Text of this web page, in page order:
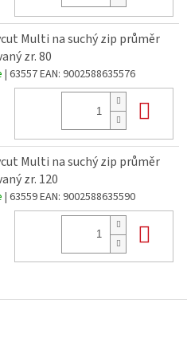
Multi na suchý zip průměr
zr. 80
| 63557EAN: 9002588635576
Multi na suchý zip průměr
zr. 120
| 63559EAN: 9002588635590